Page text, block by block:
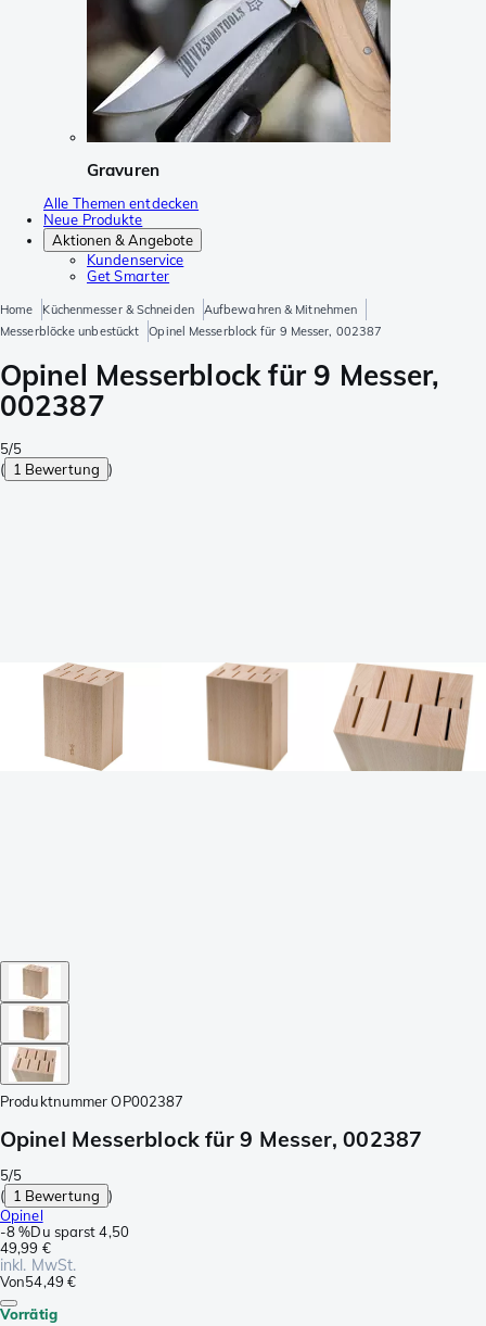
Gravuren
Alle Themen entdecken
Neue Produkte
Aktionen & Angebote
Kundenservice
Get Smarter
Home Küchenmesser & Schneiden
Aufbewahren & Mitnehmen
Messerblöcke unbestückt
Opinel Messerblock für 9 Messer, 002387
Opinel Messerblock für 9 Messer,
002387
5/5
( 1 Bewertung )
Produktnummer OP002387
Opinel Messerblock für 9 Messer, 002387
5/5
( 1 Bewertung )
Opinel
-8 %Du sparst 4,50
49,99 €
inkl. MwSt.
Von54,49 €
Vorrätig